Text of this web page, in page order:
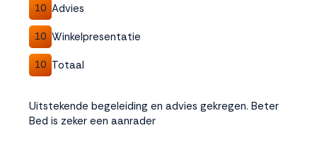
10 Advies
10 Winkelpresentatie
10 Totaal
Uitstekende begeleiding en advies gekregen. Beter
Bed is zeker een aanrader